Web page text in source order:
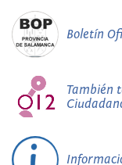
Boletín
También